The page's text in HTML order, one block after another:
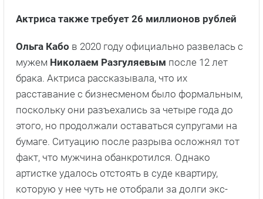
Актриса также требует 26 миллионов рублей
Ольга Кабо в 2020 году официально развелась с
мужем Николаем Разгуляевым после 12 лет
брака. Актриса рассказывала, что их
расставание с бизнесменом было формальным,
поскольку они разъехались за четыре года до
этого, но продолжали оставаться супругами на
бумаге. Ситуацию после разрыва осложнял тот
факт, что мужчина обанкротился. Однако
артистке удалось отстоять в суде квартиру,
которую у нее чуть не отобрали за долги экс-